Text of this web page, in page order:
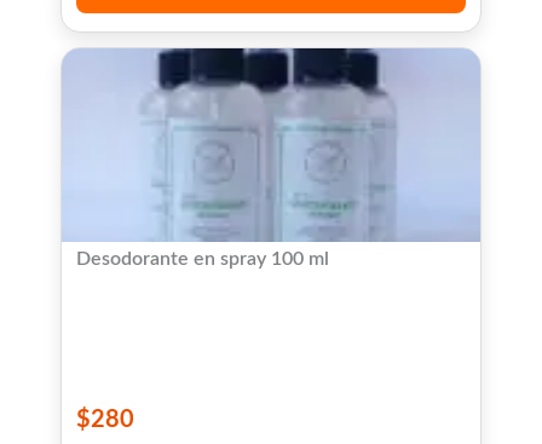
Desodorante en spray 100 ml
$280